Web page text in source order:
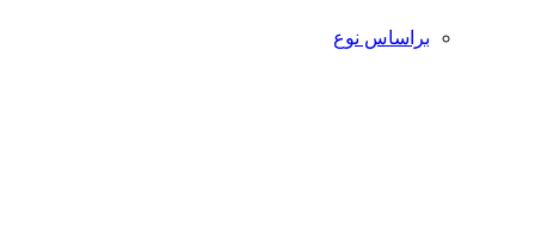
براساس نوع